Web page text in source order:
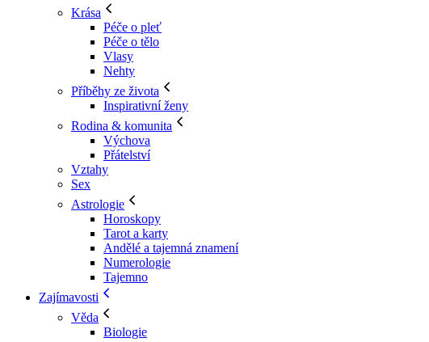
Krása
Péče o pleť
Péče o tělo
Vlasy
Nehty
Příběhy ze života
Inspirativní ženy
Rodina & komunita
Výchova
Přátelství
Vztahy
Sex
Astrologie
Horoskopy
Tarot a karty
Andělé a tajemná znamení
Numerologie
Tajemno
Zajímavosti
Věda
Biologie